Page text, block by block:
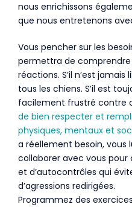
nous enrichissons
que nous entretenons
Vous pencher sur les
permettra de
réactions. S’il n’est
tous les chiens. S’il est
facilement frustré contre
de bien respecter et
physiques, mentaux et
a réellement besoin, vous
collaborer avec vous pour
et d’autocontrôles qui
d’agressions redirigées.
Programmez des